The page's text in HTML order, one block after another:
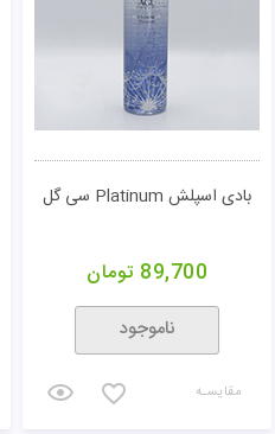
بادی اسپلش Platinum سی گل
89,700 تومان
ناموجود
مقایسـه